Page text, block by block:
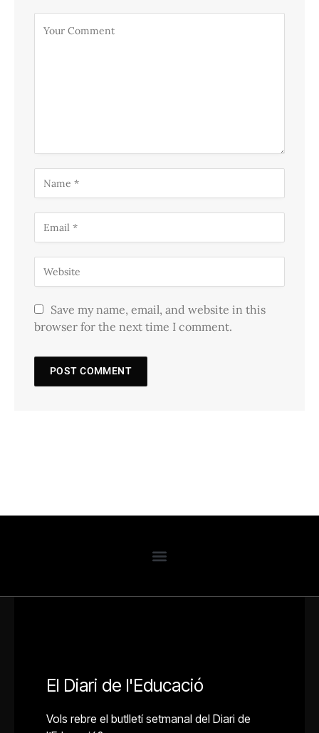
Save my name, email, and website in this
browser for the next time I comment.